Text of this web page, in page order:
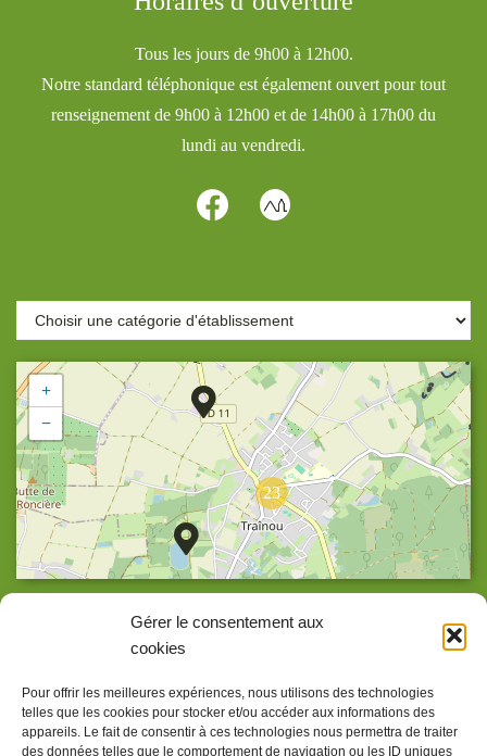
Gérer le consentement aux
cookies
Pour offrir les meilleures expériences, nous utilisons des technologies
telles que les cookies pour stocker et/ou accéder aux informations des
appareils. Le fait de consentir à ces technologies nous permettra de traiter
des données telles que le comportement de navigation ou les ID uniques
Tous les jours de 9h00 à 12h00.
Notre standard téléphonique est également ouvert pour tout
renseignement de 9h00 à 12h00 et de 14h00 à 17h00 du
lundi au vendredi.
23
+
−
Accueil